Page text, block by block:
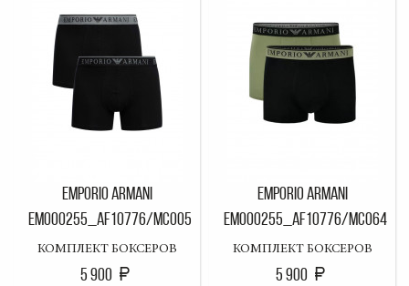
EMPORIO ARMANI
EM000255_AF10776/MC005
КОМПЛЕКТ БОКСЕРОВ
5 900
EMPORIO ARMANI
EM000255_AF10776/MC064
КОМПЛЕКТ БОКСЕРОВ
5 900